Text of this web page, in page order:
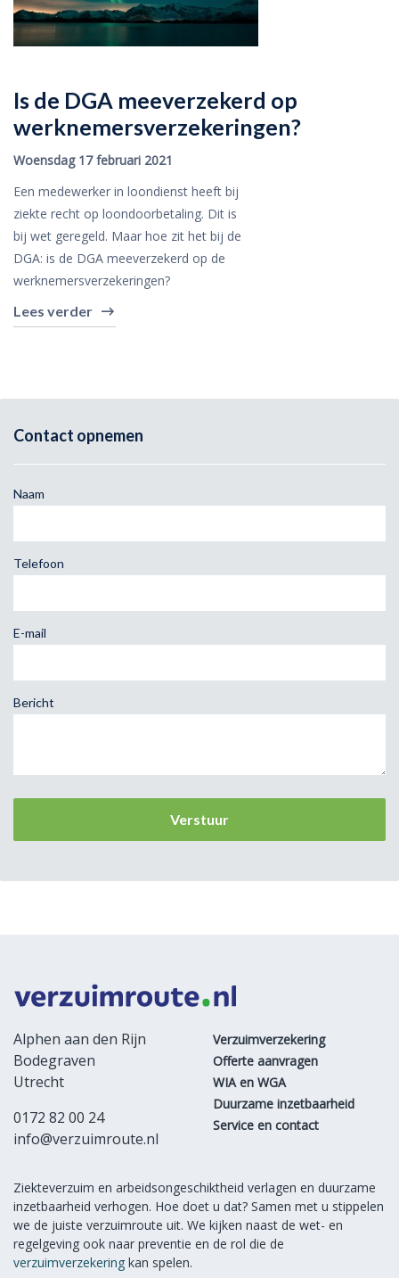
Is de DGA meeverzekerd op
werknemersverzekeringen?
Woensdag 17 februari 2021
Een medewerker in loondienst heeft bij
ziekte recht op loondoorbetaling. Dit is
bij wet geregeld. Maar hoe zit het bij de
DGA: is de DGA meeverzekerd op de
werknemersverzekeringen?
Lees verder
Contact opnemen
Naam
Telefoon
E-mail
Bericht
Alphen aan den Rijn
Bodegraven
Utrecht
0172 82 00 24
info@verzuimroute.nl
Verzuimverzekering
Offerte aanvragen
WIA en WGA
Duurzame inzetbaarheid
Service en contact
Ziekteverzuim en arbeidsongeschiktheid verlagen en duurzame
inzetbaarheid verhogen. Hoe doet u dat? Samen met u stippelen
we de juiste verzuimroute uit. We kijken naast de wet- en
regelgeving ook naar preventie en de rol die de
verzuimverzekering kan spelen.